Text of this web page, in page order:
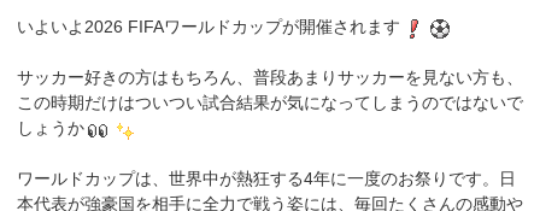
いよいよ2026 FIFAワールドカップが開催されます
サッカー好きの方はもちろん、普段あまりサッカーを見ない方も、
この時期だけはついつい試合結果が気になってしまうのではないで
しょうか
ワールドカップは、世界中が熱狂する4年に一度のお祭りです。日
本代表が強豪国を相手に全力で戦う姿には、毎回たくさんの感動や